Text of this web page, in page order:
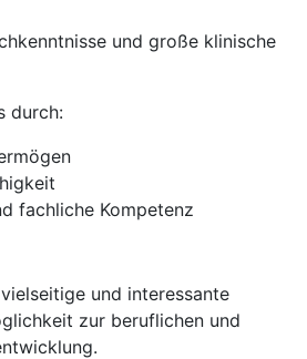
und große klinische
durch:
fachliche Kompetenz
und interessante
zur beruflichen und